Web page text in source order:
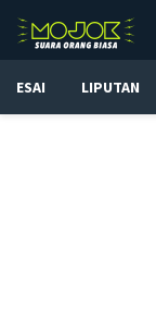
ESAI LIPUTAN